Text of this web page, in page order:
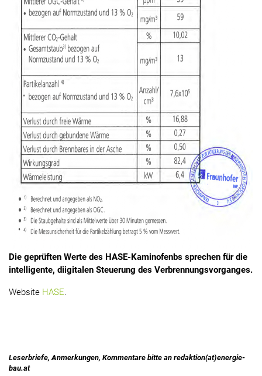
Die geprüften Werte des HASE-Kaminofenbs sprechen für die
intelligente, diigitalen Steuerung des Verbrennungsvorganges.
Website HASE.
Leserbriefe, Anmerkungen, Kommentare bitte an redaktion(at)energie-
bau.at